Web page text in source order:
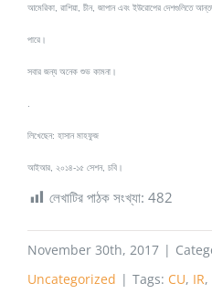
আমেরিকা, রাশিয়া, চীন, জাপান এবং ইউরোপের দেশগুলিতে
পারে।
সবার জন্য অনেক শুভ কামনা।
লিখেছেন: হাসান মাহফুজ
আইআর, ২০১৪-১৫ সেশন, চবি।
লেখাটির পাঠক সংখ্যা: 482
November 30th, 2017 |
Uncategorized | Tags: CU, IR,